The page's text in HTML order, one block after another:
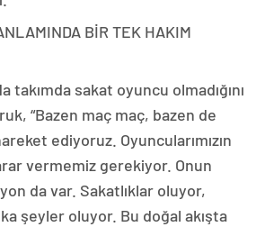
BİR TEK HAKIM
takımda sakat oyuncu olmadığını
“Bazen maç maç, bazen de
ediyoruz. Oyuncularımızın
vermemiz gerekiyor. Onun
da var. Sakatlıklar oluyor,
şeyler oluyor. Bu doğal akışta